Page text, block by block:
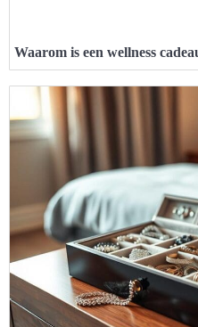
Waarom is een wellness